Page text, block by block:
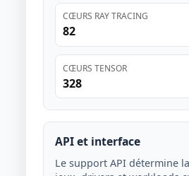
CŒURS RAY TRACING
82
CŒURS TENSOR
328
API et interface
Le support API détermine